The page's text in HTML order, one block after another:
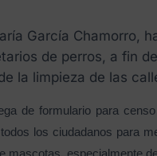
García Chamorro,
de perros, a fin
la limpieza de las
de formulario para
los ciudadanos para
mascotas, especialmente